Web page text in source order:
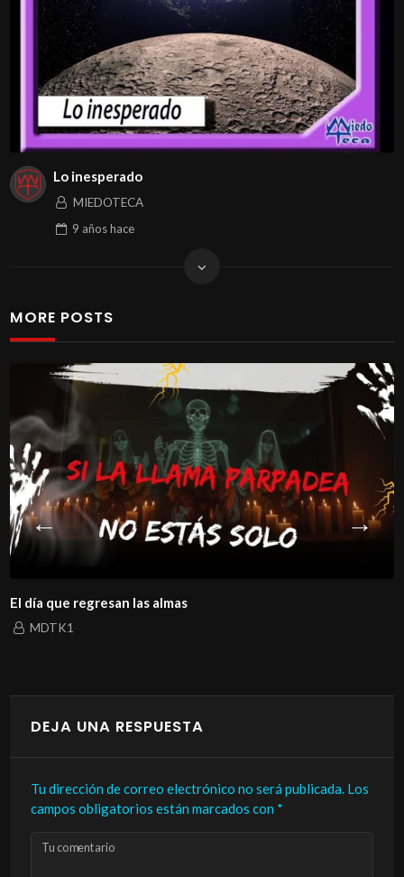
Lo inesperado
MIEDOTECA
9 añoshace
MORE POSTS
El día que regresan las almas
MDTK1
DEJA UNA RESPUESTA
Tu dirección de correo electrónico no será publicada. Los
campos obligatorios están marcados con *
Tu comentario